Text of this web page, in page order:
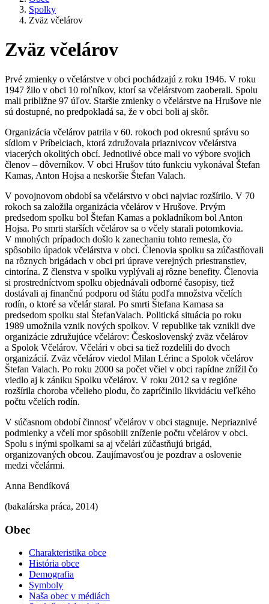
Spolky
Zväz včelárov
Zväz včelárov
Prvé zmienky o včelárstve v obci pochádzajú z roku 1946. V roku
1947 žilo v obci 10 roľníkov, ktorí sa včelárstvom zaoberali. Spolu
mali približne 97 úľov. Staršie zmienky o včelárstve na Hrušove nie
sú dostupné, no predpokladá sa, že v obci boli aj skôr.
Organizácia včelárov patrila v 60. rokoch pod okresnú správu so
sídlom v Príbelciach, ktorá združovala priaznivcov včelárstva
viacerých okolitých obcí. Jednotlivé obce mali vo výbore svojich
členov – dôverníkov. V obci Hrušov túto funkciu vykonával Štefan
Kamas, Anton Hojsa a neskoršie Štefan Valach.
V povojnovom období sa včelárstvo v obci najviac rozšírilo. V 70
rokoch sa založila organizácia včelárov v Hrušove. Prvým
predsedom spolku bol Štefan Kamas a pokladníkom bol Anton
Hojsa. Po smrti starších včelárov sa o včely starali potomkovia.
V mnohých prípadoch došlo k zanechaniu tohto remesla, čo
spôsobilo úpadok včelárstva v obci. Členovia spolku sa zúčastňovali
na rôznych brigádach v obci pri úprave verejných priestranstiev,
cintorína. Z členstva v spolku vyplývali aj rôzne benefity. Členovia
si prostredníctvom spolku objednávali odborné časopisy, tiež
dostávali aj finančnú podporu od štátu podľa množstva včelích
rodín, o ktoré sa včelár staral. Po smrti Štefana Kamasa sa
predsedom spolku stal ŠtefanValach. Politická situácia po roku
1989 umožnila vznik nových spolkov. V republike tak vznikli dve
organizácie združujúce včelárov: Československý zväz včelárov
a Spolok Včelárov. Včelári v obci sa tiež rozdelili do dvoch
organizácií. Zväz včelárov viedol Milan Lérinc a Spolok včelárov
Štefan Valach. Po roku 2000 sa počet včiel v obci rapídne znížil čo
viedlo aj k zániku Spolku včelárov. V roku 2012 sa v regióne
rozšírila choroba včelieho plodu, čo zapríčinilo likvidáciu veľkého
počtu včelích rodín.
V súčasnom období činnosť včelárov v obci stagnuje. Nepriaznivé
podmienky a včelí mor spôsobili zníženie počtu včelárov v obci.
Spolu s inými spolkami sa aj včelári zúčastňujú brigád,
organizovaných obcou. Zaujímavosťou je pozdrav a oslovenie
medzi včelármi.
Anna Bendíková
(bakalárska práca, 2014)
Obec
Charakteristika obce
História obce
Demografia
Symboly
Naša obec v médiách